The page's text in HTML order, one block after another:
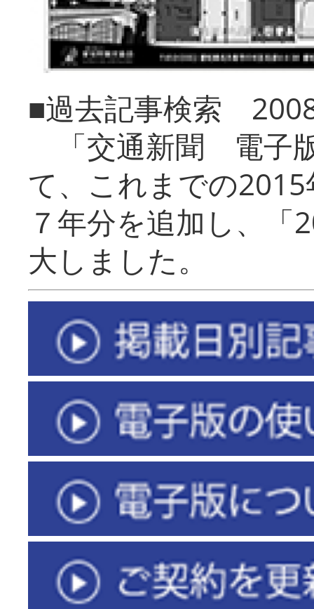
■過去記事検索
「交通新聞 電子
て、これまでの
７年分を追加し、「
大しまし